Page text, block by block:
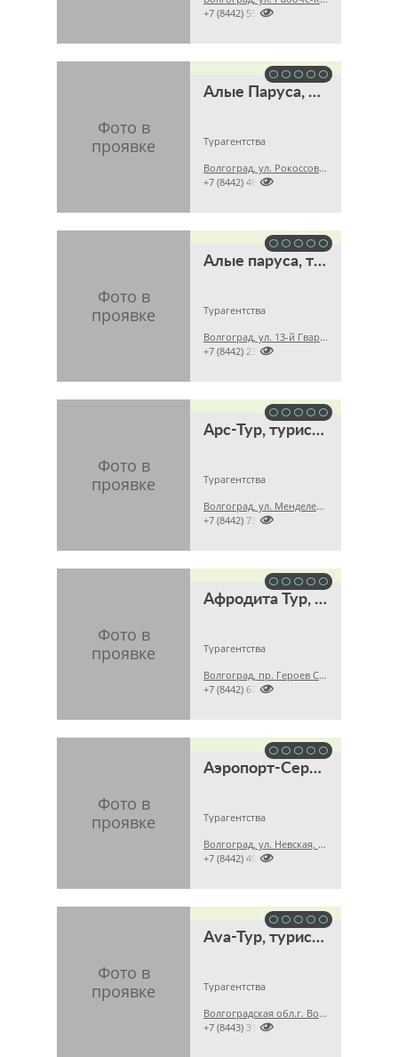

+7 (8442) 551800
Алые Паруса, туристическая компания
Турагентства
Волгоград, ул. Рокоссовского, д. 32а, 5 этаж

+7 (8442) 489733
Алые паруса, туристическое агентство
Турагентства
Волгоград, ул. 13-й Гвардейской Дивизии, д. 1а, 4 этаж

+7 (8442) 233037
Арс-Тур, туристическое агентство
Турагентства
Волгоград, ул. Менделеева, д. 43

+7 (8442) 730620
Афродита Тур, туристическое агентство
Турагентства
Волгоград, пр. Героев Сталинграда, д. 45

+7 (8442) 670626
Аэропорт-Сервис, агентство воздушных сообщений
Турагентства
Волгоград, ул. Невская, д. 11а

+7 (8442) 492900
Аvа-Тур, туристическое агентство
Турагентства
Волгоградская обл.г. Волжский, пр. Ленина, д. 52, оф. 101, 1 этаж

+7 (8443) 313976